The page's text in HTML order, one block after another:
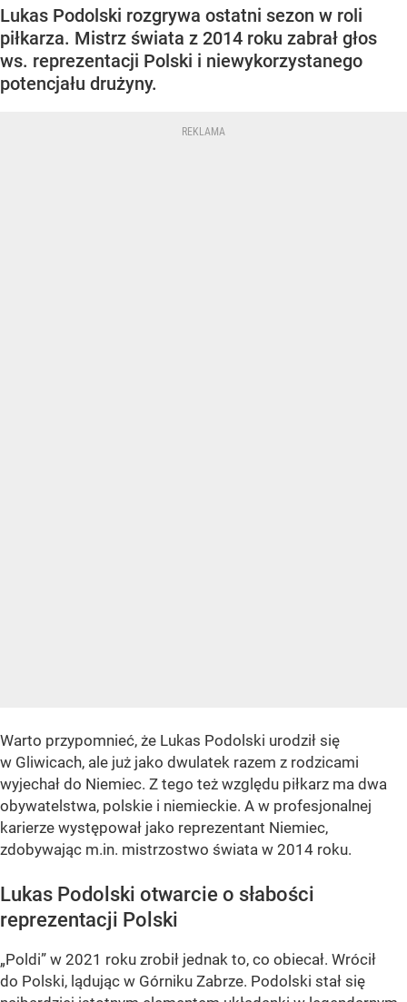
Lukas Podolski rozgrywa ostatni sezon w roli
piłkarza. Mistrz świata z 2014 roku zabrał głos
ws. reprezentacji Polski i niewykorzystanego
potencjału drużyny.
Warto przypomnieć, że Lukas Podolski urodził się
w Gliwicach, ale już jako dwulatek razem z rodzicami
wyjechał do Niemiec. Z tego też względu piłkarz ma dwa
obywatelstwa, polskie i niemieckie. A w profesjonalnej
karierze występował jako reprezentant Niemiec,
zdobywając m.in. mistrzostwo świata w 2014 roku.
Lukas Podolski otwarcie o słabości
reprezentacji Polski
„Poldi” w 2021 roku zrobił jednak to, co obiecał. Wrócił
do Polski, lądując w Górniku Zabrze. Podolski stał się